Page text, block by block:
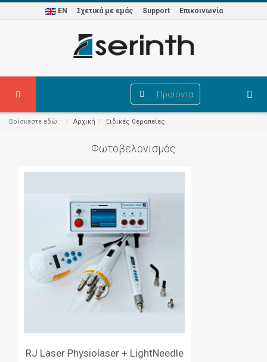
EN Σχετικά με εμάς Support Επικοινωνία
Προϊόντα
Βρίσκεστε εδώ: Αρχική Ειδικές θεραπείες
Φωτοβελονισμός
RJ Laser Physiolaser + LightNeedle